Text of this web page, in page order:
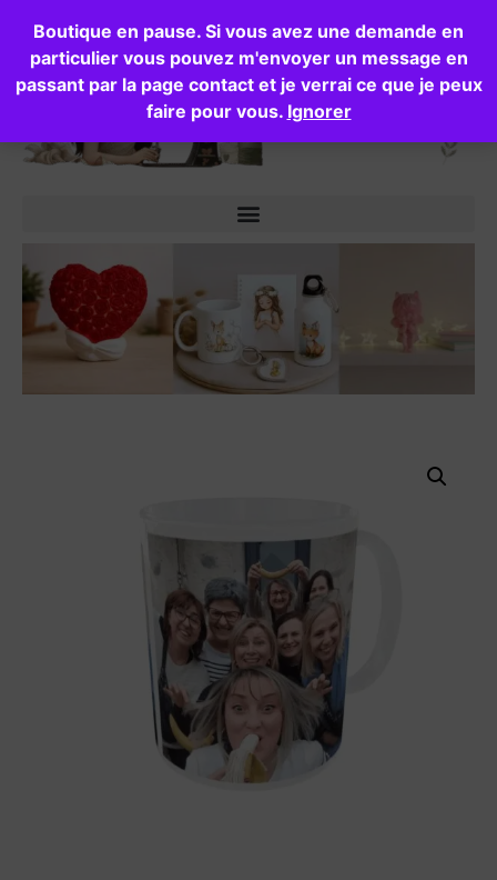
Boutique en pause. Si vous avez une demande en
particulier vous pouvez m'envoyer un message en
passant par la page contact et je verrai ce que je peux
faire pour vous. Ignorer